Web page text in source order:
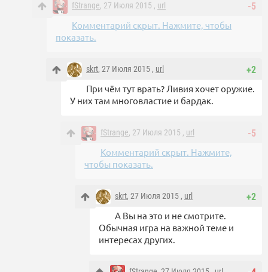
-5
fStrange, 27 Июля 2015 , url
Комментарий скрыт. Нажмите, чтобы
показать.
+2
skrt, 27 Июля 2015 , url
При чём тут врать? Ливия хочет оружие.
У них там многовластие и бардак.
-5
fStrange, 27 Июля 2015 , url
Комментарий скрыт. Нажмите,
чтобы показать.
+2
skrt, 27 Июля 2015 , url
А Вы на это и не смотрите.
Обычная игра на важной теме и
интересах других.